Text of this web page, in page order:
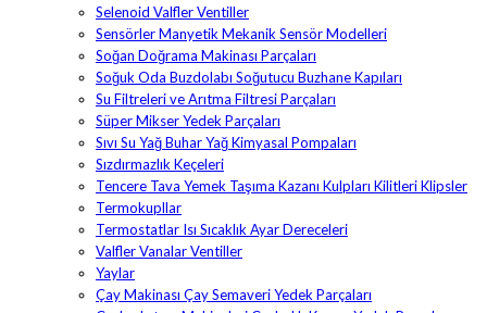
Selenoid Valfler Ventiller
Sensörler Manyetik Mekanik Sensör Modelleri
Soğan Doğrama Makinası Parçaları
Soğuk Oda Buzdolabı Soğutucu Buzhane Kapıları
Su Filtreleri ve Arıtma Filtresi Parçaları
Süper Mikser Yedek Parçaları
Sıvı Su Yağ Buhar Yağ Kimyasal Pompaları
Sızdırmazlık Keçeleri
Tencere Tava Yemek Taşıma Kazanı Kulpları Kilitleri Klipsler
Termokupllar
Termostatlar Isı Sıcaklık Ayar Dereceleri
Valfler Vanalar Ventiller
Yaylar
Çay Makinası Çay Semaveri Yedek Parçaları